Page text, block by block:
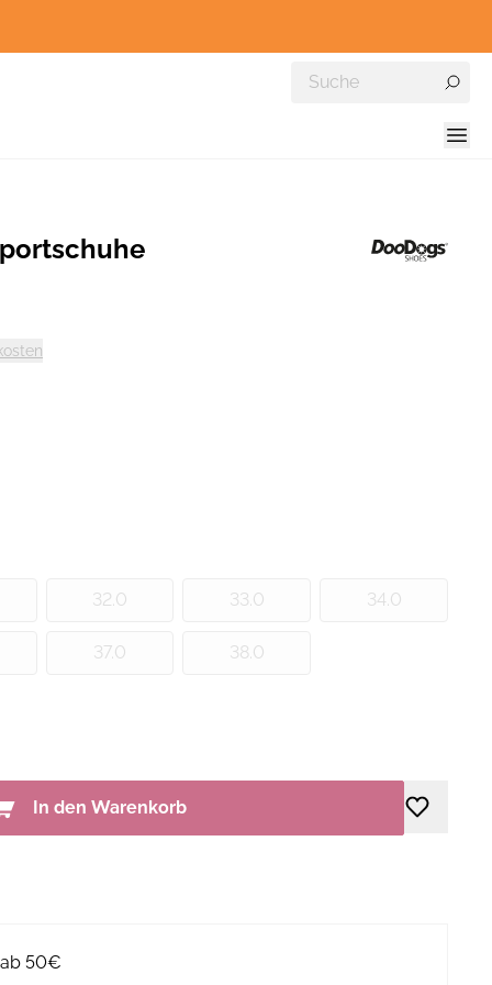
32.0 33.0 34.0
37.0 38.0
In den Warenkorb
50€